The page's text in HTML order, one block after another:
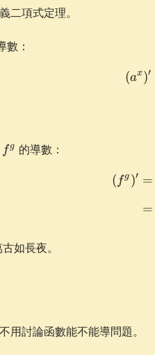
二項式定理。
數：
(ax)′
f^g
f g 的導數：
( f g )′ =
=
古如長夜。
用討論函數能不能導問題。